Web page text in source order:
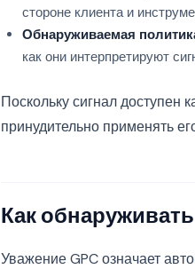
стороне клиента и
Обнаруживаемая
как они интерпретируют
Поскольку сигнал доступен
принудительно применять
Как
Уважение GPC означает